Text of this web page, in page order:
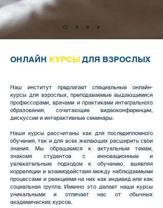
ОНЛАЙН КУРСЫ ДЛЯ ВЗРОСЛЫХ
Наш институт предлагает специальные онлайн-
курсы для взрослых, преподаваемые выдающимися
профессорами, врачами и практиками интегрального
образования, сочетающие видеоконференции,
дискуссии и интерактивные семинары.
Наши курсы рассчитаны как для последипломного
обучения, так и для всех желающих расширить свои
знания. Мы обращаемся к актуальным темам,
знакомя студентов с инновационным и
увлекательным подходом к обучению, выявляя
корреляции и взаимодействия между наблюдаемыми
процессами и реакциями на них как индивид или как
социальная группа. Именно это делает наши курсы
уникальными и отличает нас от обычных
академических курсов.